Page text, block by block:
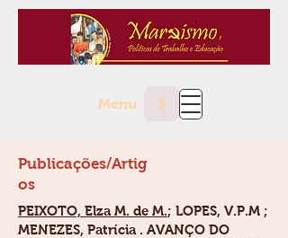
Menu
Publicações/Artig
os
PEIXOTO, Elza M. de M.; LOPES, V.P.M ;
MENEZES, Patrícia . AVANÇO DO